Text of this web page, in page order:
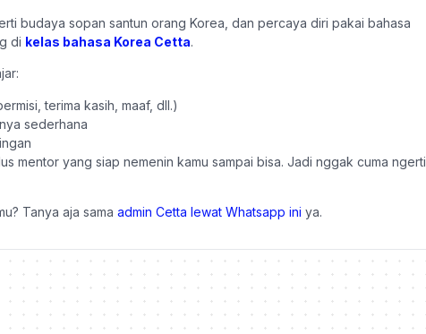
budaya sopan santun orang Korea, dan percaya diri pakai bahasa
di kelas bahasa Korea Cetta.
terima kasih, maaf, dll.)
sederhana
mentor yang siap nemenin kamu sampai bisa. Jadi nggak cuma ngerti
Tanya aja sama admin Cetta lewat Whatsapp ini ya.